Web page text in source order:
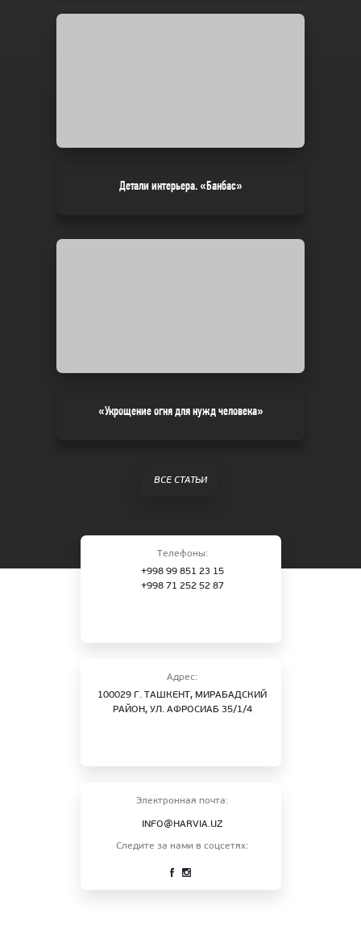
Детали интерьера. «Банбас»
«Укрощение огня для нужд человека»
ВСЕ СТАТЬИ
Телефоны:
+998 99 851 23 15
+998 71 252 52 87
Адрес:
100029 Г. ТАШКЕНТ, МИРАБАДСКИЙ
РАЙОН, УЛ. АФРОСИАБ 35/1/4
Электронная почта:
INFO@HARVIA.UZ
Следите за нами в соцсетях: